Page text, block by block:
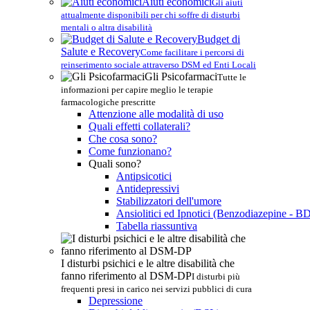
Gli aiuti
attualmente disponibili per chi soffre di disturbi
mentali o altra disabilità
Budget di
Salute e RecoveryCome facilitare i percorsi di
reinserimento sociale attraverso DSM ed Enti Locali
Gli PsicofarmaciTutte le
informazioni per capire meglio le terapie
farmacologiche prescritte
Attenzione alle modalità di uso
Quali effetti collaterali?
Che cosa sono?
Come funzionano?
Quali sono?
Antipsicotici
Antidepressivi
Stabilizzatori dell'umore
Ansiolitici ed Ipnotici (Benzodiazepine -
Tabella riassuntiva
I disturbi psichici e le altre disabilità che
fanno riferimento al DSM-DPI disturbi più
frequenti presi in carico nei servizi pubblici di cura
Depressione